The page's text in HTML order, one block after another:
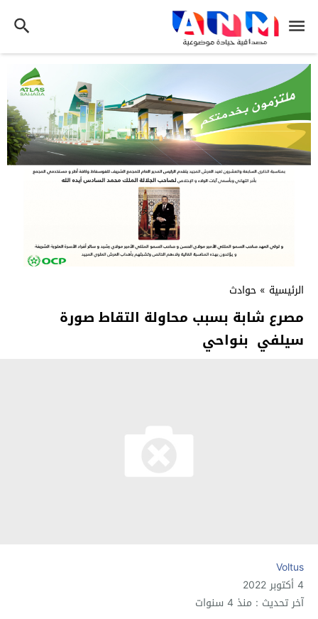
الرئيسية » حوادث
مصرع شابة بسبب محاولة التقاط صورة
سيلفي بنواحي
Voltus
4 أكتوبر 2022
آخر تحديث : منذ 4 سنوات